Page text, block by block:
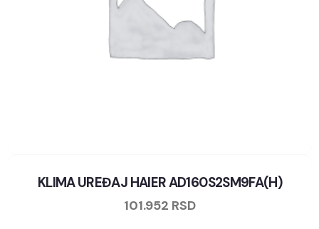
KLIMA UREĐAJ HAIER AD160S2SM9FA(H)
101.952 RSD